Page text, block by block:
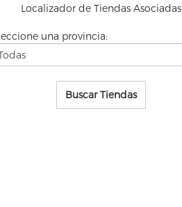
Localizador de Tiendas Asociadas
una provincia:
Buscar Tiendas